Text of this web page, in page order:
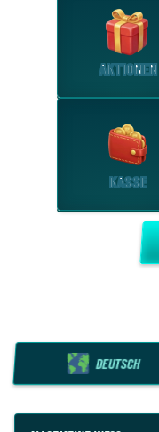
AKTIONEN
KASSE
DEUTSCH